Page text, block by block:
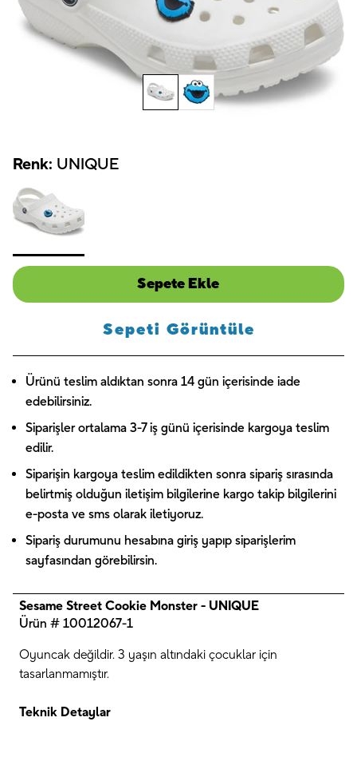
Renk: UNIQUE
Sepete Ekle
Sepeti Görüntüle
Ürünü teslim aldıktan sonra 14 gün içerisinde iade
edebilirsiniz.
Siparişler ortalama 3-7 iş günü içerisinde kargoya teslim
edilir.
Siparişin kargoya teslim edildikten sonra sipariş sırasında
belirtmiş olduğun iletişim bilgilerine kargo takip bilgilerini
e-posta ve sms olarak iletiyoruz.
Sipariş durumunu hesabına giriş yapıp siparişlerim
sayfasından görebilirsin.
Sesame Street Cookie Monster - UNIQUE
Ürün # 10012067-1
Oyuncak değildir. 3 yaşın altındaki çocuklar için
tasarlanmamıştır.
Teknik Detaylar